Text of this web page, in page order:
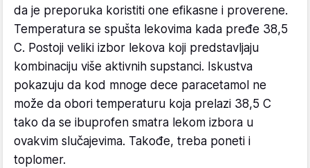
da je preporuka koristiti one efikasne i proverene.
Temperatura se spušta lekovima kada pređe 38,5
C. Postoji veliki izbor lekova koji predstavljaju
kombinaciju više aktivnih supstanci. Iskustva
pokazuju da kod mnoge dece paracetamol ne
može da obori temperaturu koja prelazi 38,5 C
tako da se ibuprofen smatra lekom izbora u
ovakvim slučajevima. Takođe, treba poneti i
toplomer.